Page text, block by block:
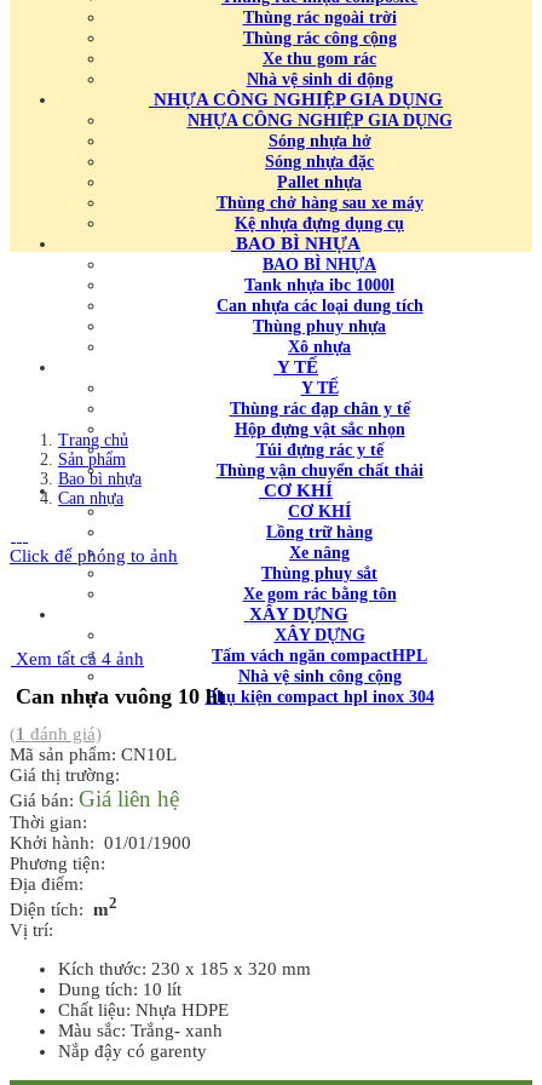
Thùng rác ngoài trời
Thùng rác công cộng
Xe thu gom rác
Nhà vệ sinh di động
NHỰA CÔNG NGHIỆP GIA DỤNG
NHỰA CÔNG NGHIỆP GIA DỤNG
Sóng nhựa hở
Sóng nhựa đặc
Pallet nhựa
Thùng chở hàng sau xe máy
Kệ nhựa đựng dụng cụ
BAO BÌ NHỰA
BAO BÌ NHỰA
Tank nhựa ibc 1000l
Can nhựa các loại dung tích
Thùng phuy nhựa
Xô nhựa
Y TẾ
Y TẾ
Thùng rác đạp chân y tế
Hộp đựng vật sắc nhọn
Túi đựng rác y tế
Thùng vận chuyển chất thải
CƠ KHÍ
CƠ KHÍ
Lồng trữ hàng
Xe nâng
Thùng phuy sắt
Xe gom rác bằng tôn
XÂY DỰNG
XÂY DỰNG
Tấm vách ngăn compactHPL
Nhà vệ sinh công cộng
Phụ kiện compact hpl inox 304
Trang chủ
Sản phẩm
Bao bì nhựa
Can nhựa
Click để phóng to ảnh
Xem tất cả 4 ảnh
Can nhựa vuông 10 lít
(1 đánh giá)
Mã sản phẩm: CN10L
Giá thị trường:
Giá bán: Giá liên hệ
Thời gian:
Khởi hành: 01/01/1900
Phương tiện:
Địa điểm:
Diện tích: m2
Vị trí:
Kích thước: 230 x 185 x 320 mm
Dung tích: 10 lít
Chất liệu: Nhựa HDPE
Màu sắc: Trắng- xanh
Nắp đậy có garenty